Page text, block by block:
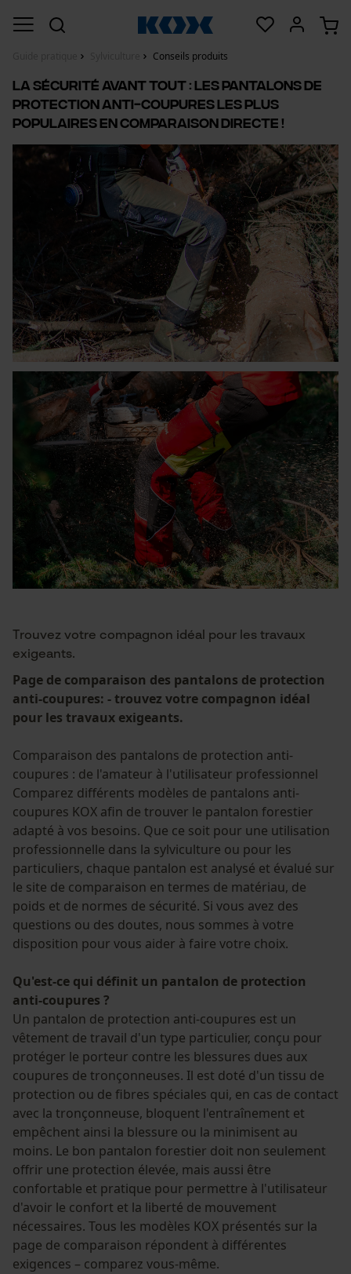
Conseils produits
La sécurité avant tout : Les pantalons de
protection anti-coupures les plus
populaires en comparaison directe !
Trouvez votre compagnon idéal pour les travaux
exigeants.
Page de comparaison des pantalons de protection
anti-coupures: - trouvez votre compagnon idéal
pour les travaux exigeants.
Comparaison des pantalons de protection anti-
coupures : de l'amateur à l'utilisateur professionnel
Comparez différents modèles de pantalons anti-
coupures KOX afin de trouver le pantalon forestier
adapté à vos besoins. Que ce soit pour une utilisation
professionnelle dans la sylviculture ou pour les
particuliers, chaque pantalon est analysé et évalué sur
le site de comparaison en termes de matériau, de
poids et de normes de sécurité. Si vous avez des
questions ou des doutes, nous sommes à votre
disposition pour vous aider à faire votre choix.
Qu'est-ce qui définit un pantalon de protection
anti-coupures ?
Un pantalon de protection anti-coupures est un
vêtement de travail d'un type particulier, conçu pour
protéger le porteur contre les blessures dues aux
coupures de tronçonneuses. Il est doté d'un tissu de
protection ou de fibres spéciales qui, en cas de contact
avec la tronçonneuse, bloquent l'entraînement et
empêchent ainsi la blessure ou la minimisent au
moins. Le bon pantalon forestier doit non seulement
offrir une protection élevée, mais aussi être
confortable et pratique pour permettre à l'utilisateur
d'avoir le confort et la liberté de mouvement
nécessaires. Tous les modèles KOX présentés sur la
page de comparaison répondent à différentes
exigences – comparez vous-même.